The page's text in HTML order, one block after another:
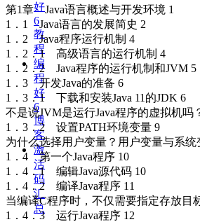
好
6
教
程
编
程
好
6
博
客
激
活
码
汇
总
第1章 Java语言概述与开发环境 1
1．1 Java语言的发展简史 2
1．2 Java程序运行机制 4
1．2．1 高级语言的运行机制 4
1．2．2 Java程序的运行机制和JVM 5
1．3 开发Java的准备 6
1．3．1 下载和安装Java 11的JDK 6
不是说JVM是运行Java程序的虚拟机
1．3．2 设置PATH环境变量 9
为什么选择用户变量？用户变量与系
1．4 第一个Java程序 10
1．4．1 编辑Java源代码 10
1．4．2 编译Java程序 11
当编译C程序时，不仅需要指定存放目
1．4．3 运行Java程序 12